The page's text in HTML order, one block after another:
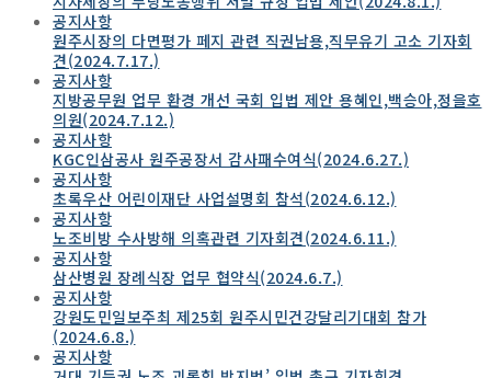
공지사항
원주시장의 다면평가 페지 관련 직권남용,직무유기 고소 기자회
견(2024.7.17.)
공지사항
지방공무원 업무 환경 개선 국회 입법 제안 용혜인,백승아,정을호
의원(2024.7.12.)
공지사항
KGC인삼공사 원주공장서 감사패수여식(2024.6.27.)
공지사항
초록우산 어린이재단 사업설명회 참석(2024.6.12.)
공지사항
노조비방 수사방해 의혹관련 기자회견(2024.6.11.)
공지사항
삼산병원 장례식장 업무 협약식(2024.6.7.)
공지사항
강원도민일보주최 제25회 원주시민건강달리기대회 참가
(2024.6.8.)
공지사항